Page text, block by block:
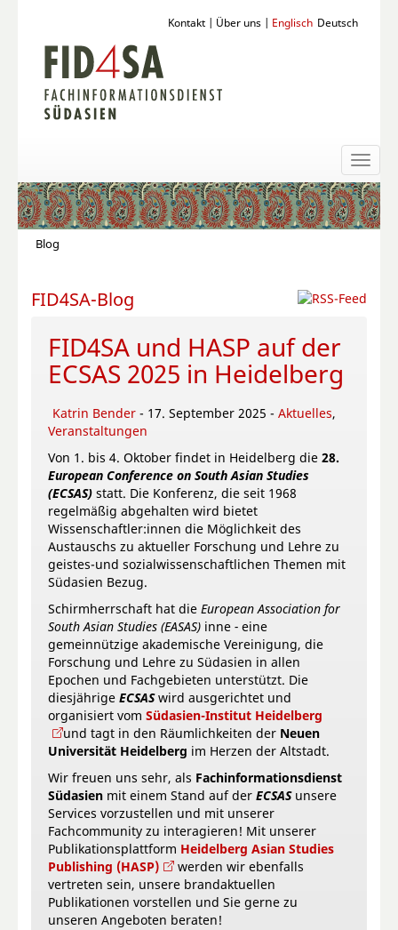
Deutsch
Englisch
Kontakt | Über uns |
Blog
FID4SA-Blog
FID4SA und HASP auf der
ECSAS 2025 in Heidelberg
Katrin Bender - 17. September 2025 - Aktuelles,
Veranstaltungen
Von 1. bis 4. Oktober findet in Heidelberg die 28.
European Conference on South Asian Studies
(ECSAS) statt. Die Konferenz, die seit 1968
regelmäßig abgehalten wird bietet
Wissenschaftler:innen die Möglichkeit des
Austauschs zu aktueller Forschung und Lehre zu
geistes-und sozialwissenschaftlichen Themen mit
Südasien Bezug.
Schirmherrschaft hat die European Association for
South Asian Studies (EASAS) inne - eine
gemeinnützige akademische Vereinigung, die
Forschung und Lehre zu Südasien in allen
Epochen und Fachgebieten unterstützt. Die
diesjährige ECSASwird ausgerichtet und
organisiert vom Südasien-Institut Heidelberg
und tagt in den Räumlichkeiten der Neuen
Universität Heidelberg im Herzen der Altstadt.
Wir freuen uns sehr, als Fachinformationsdienst
Südasien mit einem Stand auf der ECSAS unsere
Services vorzustellen und mit unserer
Fachcommunity zu interagieren! Mit unserer
Publikationsplattform Heidelberg Asian Studies
Publishing (HASP)
werden wir ebenfalls
vertreten sein, unsere brandaktuellen
Publikationen vorstellen und Sie gerne zu
unseren Angeboten beraten!